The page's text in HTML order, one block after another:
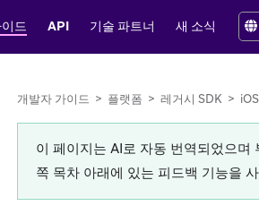
드 API 기술 파트너 새 소식
개발자 가이드 > 플랫폼 > 레거시 SDK >
이 페이지는 AI로 자동 번역되었으
쪽 목차 아래에 있는 피드백 기능을